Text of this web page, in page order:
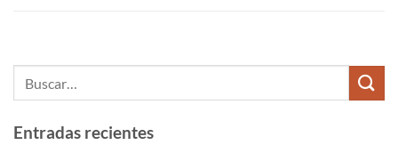
Entradas recientes